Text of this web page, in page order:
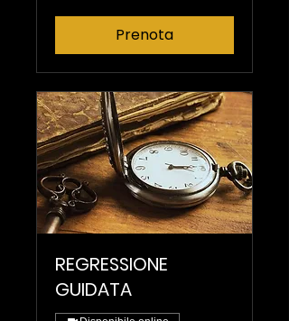
Prenota
REGRESSIONE
GUIDATA